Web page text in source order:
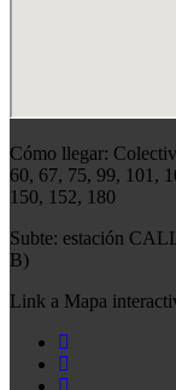
Cómo llegar:
60, 67, 75, 99, 101,
150, 152, 180
Subte: estación
B)
Link a Mapa